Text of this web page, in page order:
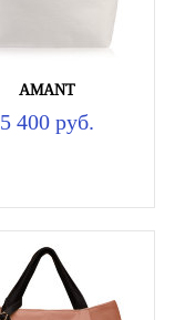
AMANT
5 400 руб.